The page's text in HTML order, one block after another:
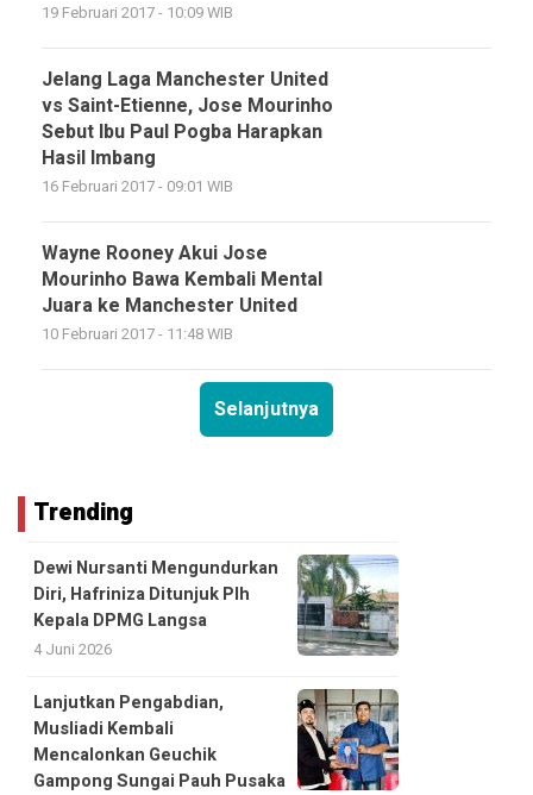
19 Februari 2017 - 10:09 WIB
Jelang Laga Manchester United
vs Saint-Etienne, Jose Mourinho
Sebut Ibu Paul Pogba Harapkan
Hasil Imbang
16 Februari 2017 - 09:01 WIB
Wayne Rooney Akui Jose
Mourinho Bawa Kembali Mental
Juara ke Manchester United
10 Februari 2017 - 11:48 WIB
Selanjutnya
Trending
Dewi Nursanti Mengundurkan
Diri, Hafriniza Ditunjuk Plh
Kepala DPMG Langsa
4 Juni 2026
Lanjutkan Pengabdian,
Musliadi Kembali
Mencalonkan Geuchik
Gampong Sungai Pauh Pusaka